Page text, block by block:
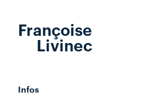
Françoise
Livinec
Infos